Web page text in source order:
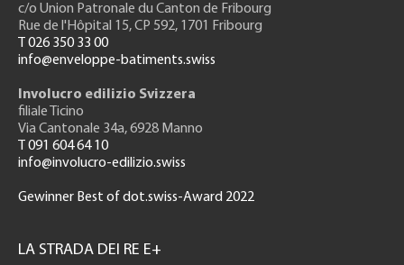
c/o Union Patronale du Canton de Fribourg
Rue de l'Hôpital 15, CP 592, 1701 Fribourg
T 026 350 33 00
info@enveloppe-batiments.swiss
Involucro edilizio Svizzera
filiale Ticino
Via Cantonale 34a, 6928 Manno
T 091 604 64 10
info@involucro-edilizio.swiss
Gewinner Best of dot.swiss-Award 2022
GH
LA STRADA DEI RE E+